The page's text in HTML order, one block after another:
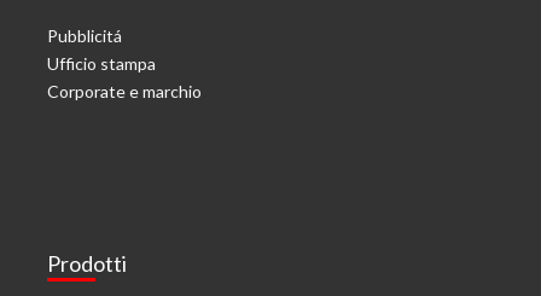
Pubblicitá
Ufficio stampa
Corporate e marchio
Prodotti